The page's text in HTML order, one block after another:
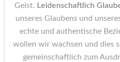
Geist. Leidenschaftlich
unseres Glaubens und
echte und authentische
wollen wir wachsen und dies
gemeinschaftlich zum